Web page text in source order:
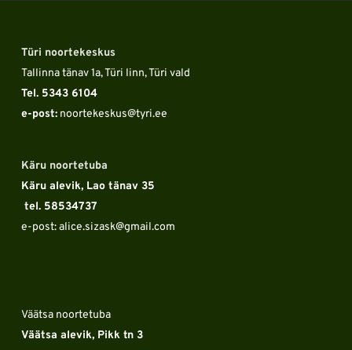
Türi noortekeskus
Tallinna tänav 1a, Türi linn, Türi vald
Tel. 5343 6104
e-post: noortekeskus@tyri.ee
Käru noortetuba
Käru alevik, Lao tänav 35
tel. 58534737
e-post: alice.sizask@gmail.com
Väätsa noortetuba
Väätsa alevik, Pikk tn 3